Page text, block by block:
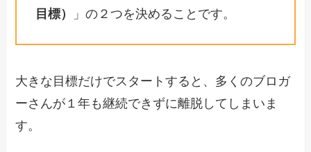
目標）
」の２つを決めることです。
大きな目標だけでスタートすると、多くのブロガ
ーさんが１年も継続できずに離脱してしまいま
す。